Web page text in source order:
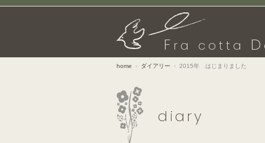
F ra cotta D
home ダイアリー 2015年 はじまりました
diary